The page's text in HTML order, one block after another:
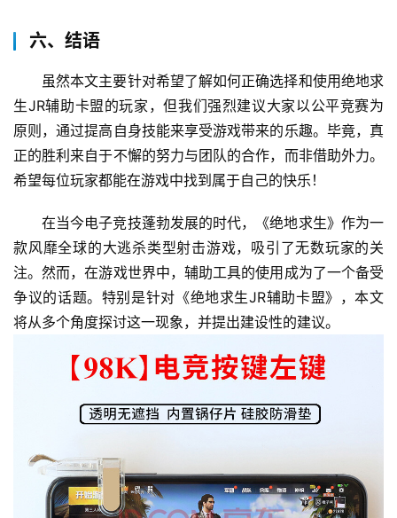
六、结语
虽然本文主要针对希望了解如何正确选择和使用绝地求
生JR辅助卡盟的玩家，但我们强烈建议大家以公平竞赛为
原则，通过提高自身技能来享受游戏带来的乐趣。毕竟，真
正的胜利来自于不懈的努力与团队的合作，而非借助外力。
希望每位玩家都能在游戏中找到属于自己的快乐！
在当今电子竞技蓬勃发展的时代，《绝地求生》作为一
款风靡全球的大逃杀类型射击游戏，吸引了无数玩家的关
注。然而，在游戏世界中，辅助工具的使用成为了一个备受
争议的话题。特别是针对《绝地求生JR辅助卡盟》，本文
将从多个角度探讨这一现象，并提出建设性的建议。